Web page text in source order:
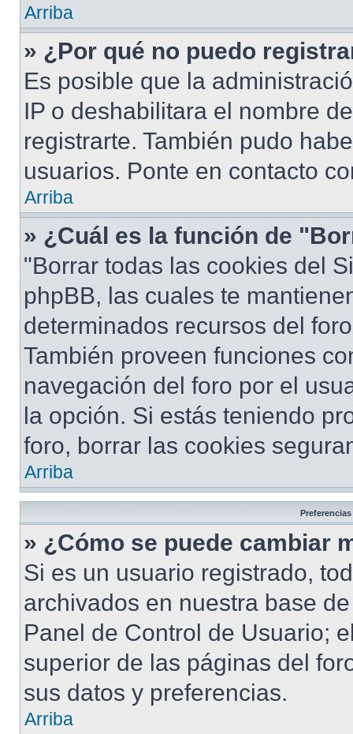
Arriba
» ¿Por qué no puedo
Es posible que la
IP o deshabilitara el nombre
registrarte. También pudo
usuarios. Ponte en contacto
Arriba
» ¿Cuál es la función de
"Borrar todas las cookies del
phpBB, las cuales te
determinados recursos del
También proveen funciones
navegación del foro por el
la opción. Si estás teniendo
foro, borrar las cookies
Arriba
» ¿Cómo se puede cambiar
Si es un usuario registrado,
archivados en nuestra base
Panel de Control de Usuario;
superior de las páginas del
sus datos y preferencias.
Arriba